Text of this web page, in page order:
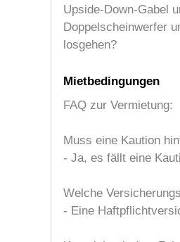
Upside-Down-Gabel
Doppelscheinwerfer
losgehen?
Mietbedingungen
FAQ zur Vermietung:
Muss eine Kaution
- Ja, es fällt eine
Welche
- Eine